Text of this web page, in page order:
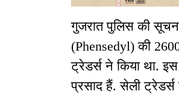
गुजरात पुलिस की
(Phensedyl) की
ट्रेडर्स ने किया था.
प्रसाद हैं. सेली